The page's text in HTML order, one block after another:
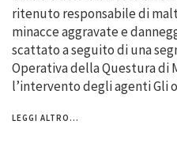
ritenuto responsabile di
minacce aggravate e
scattato a seguito di una
Operativa della Questura di
l’intervento degli agenti
LEGGI ALTRO...